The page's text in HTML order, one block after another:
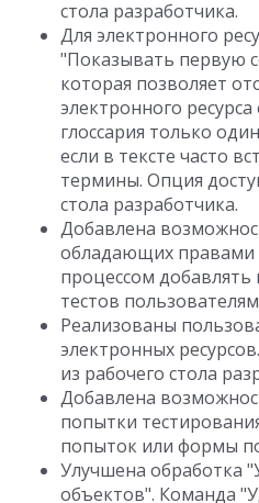
стола разработчика.
Для электронного
"Показывать первую
которая позволяет
электронного
глоссария только
если в тексте часто
термины. Опция
стола разработчика.
Добавлена
обладающих правами
процессом
тестов
Реализованы
электронных
из рабочего стола
Добавлена
попытки
попыток или формы
Улучшена обработка
объектов". Команда